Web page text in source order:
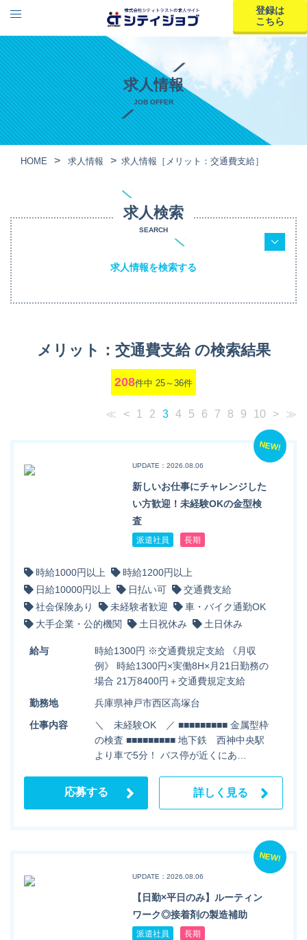
登録は
こちら
求人情報
JOB OFFER
HOME 求人情報 求人情報［メリット：交通費支給］
求人検索
SEARCH
求人情報を検索する
メリット：交通費支給 の検索結果
208件中 25～36件
≪ < 1 2 3 4 5 6 7 8 9 10 > ≫
NEW!
UPDATE：2026.08.06
新しいお仕事にチャレンジした
い方歓迎！未経験OKの金型検
査
派遣社員 長期
時給1000円以上
時給1200円以上
日給10000円以上
日払い可
交通費支給
社会保険あり
未経験者歓迎
車・バイク通勤OK
大手企業・公的機関
土日祝休み 土日休み
給与
時給1300円 ※交通費規定支給 《月収
例》 時給1300円×実働8H×月21日勤務の
場合 21万8400円＋交通費規定支給
勤務地
兵庫県神戸市西区高塚台
仕事内容
＼ 未経験OK ／ ■■■■■■■■■ 金属型枠
の検査 ■■■■■■■■■ 地下鉄 西神中央駅
より車で5分！ バス停が近くにあ…
応募する 詳しく見る
NEW!
UPDATE：2026.08.06
【日勤×平日のみ】ルーティン
ワーク◎接着剤の製造補助
派遣社員 長期